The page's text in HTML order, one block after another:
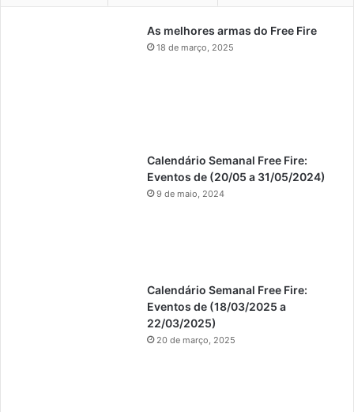
As melhores armas do Free Fire
18 de março, 2025
Calendário Semanal Free Fire:
Eventos de (20/05 a 31/05/2024)
9 de maio, 2024
Calendário Semanal Free Fire:
Eventos de (18/03/2025 a
22/03/2025)
20 de março, 2025